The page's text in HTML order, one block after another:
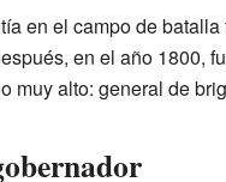
en el campo de batalla
en el año 1800,
muy alto: general de